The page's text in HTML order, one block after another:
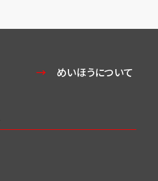
めいほうについて